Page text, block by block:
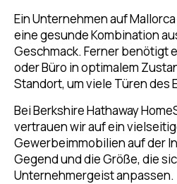
Ein Unternehmen auf
eine gesunde Kombination
Geschmack. Ferner benötigt
oder Büro in optimalem
Standort, um viele Türen des
Bei Berkshire Hathaway
vertrauen wir auf ein
Gewerbeimmobilien auf der
Gegend und die Größe, die
Unternehmergeist anpassen.